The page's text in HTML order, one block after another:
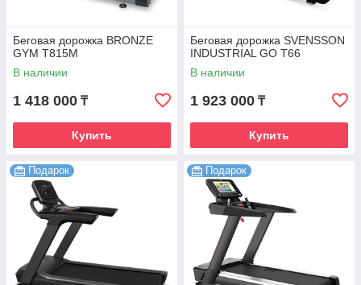
Беговая дорожка BRONZE
GYM T815M
В наличии
1 418 000 ₸
Купить
Беговая дорожка SVENSSON
INDUSTRIAL GO T66
В наличии
1 923 000 ₸
Купить
Подарок Подарок